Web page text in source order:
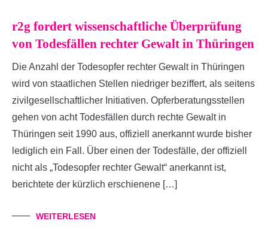
r2g fordert wissenschaftliche Überprüfung
von Todesfällen rechter Gewalt in Thüringen
Die Anzahl der Todesopfer rechter Gewalt in Thüringen
wird von staatlichen Stellen niedriger beziffert, als seitens
zivilgesellschaftlicher Initiativen. Opferberatungsstellen
gehen von acht Todesfällen durch rechte Gewalt in
Thüringen seit 1990 aus, offiziell anerkannt wurde bisher
lediglich ein Fall. Über einen der Todesfälle, der offiziell
nicht als „Todesopfer rechter Gewalt“ anerkannt ist,
berichtete der kürzlich erschienene […]
WEITERLESEN